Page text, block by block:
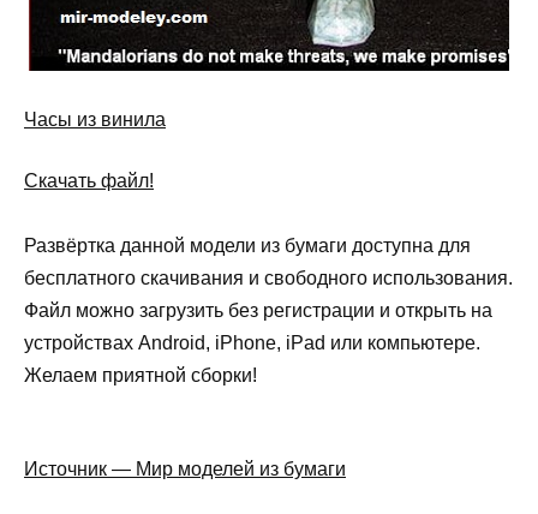
Часы из винила
Скачать файл!
Развёртка данной модели из бумаги доступна для
бесплатного скачивания и свободного использования.
Файл можно загрузить без регистрации и открыть на
устройствах Android, iPhone, iPad или компьютере.
Желаем приятной сборки!
Источник — Мир моделей из бумаги